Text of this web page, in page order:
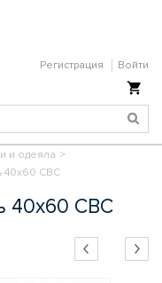
Регистрация Войти
и одеяла >
40х60 СВС
40х60 СВС